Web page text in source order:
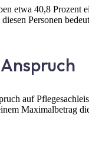
etwa 40,8
Personen
auf
Maximalbetrag